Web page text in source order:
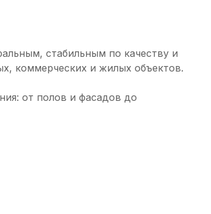
стабильным по качеству и
коммерческих и жилых объектов.
от полов и фасадов до